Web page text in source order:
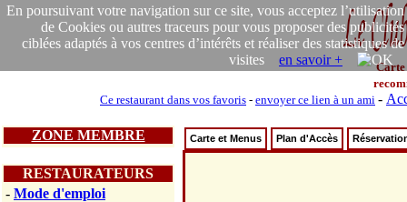
En poursuivant votre navigation sur ce site, vous acceptez l’utilisation
de Cookies ou autres traceurs pour vous proposer des publicités
ciblées adaptés à vos centres d’intérêts et réaliser des statistiques de
visites en savoir +
Carte
Ce restaurant dans vos favoris - envoyer ce lien à un ami -
ZONE MEMBRE
RESTAURATEURS
- Mode d'emploi
Carte et Menus Plan d'Accès